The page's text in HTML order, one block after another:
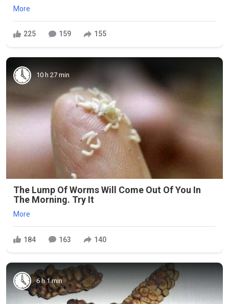
More
225 159 155
10 h 27 min
The Lump Of Worms Will Come Out Of You In
The Morning. Try It
More
184 163 140
6 h 1 min